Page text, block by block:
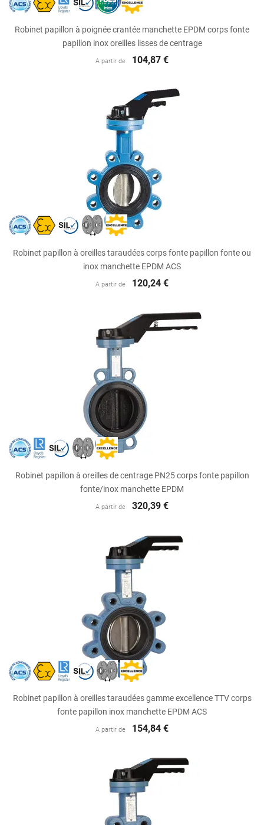
Robinet papillon à poignée crantée manchette EPDM corps fonte
papillon inox oreilles lisses de centrage
A partir de 104,87 €
Robinet papillon à oreilles taraudées corps fonte papillon fonte ou
inox manchette EPDM ACS
A partir de 120,24 €
Robinet papillon à oreilles de centrage PN25 corps fonte papillon
fonte/inox manchette EPDM
A partir de 320,39 €
Robinet papillon à oreilles taraudées gamme excellence TTV corps
fonte papillon inox manchette EPDM ACS
A partir de 154,84 €